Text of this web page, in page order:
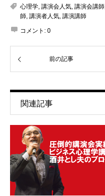
心理学 講演会人気 講演会講師
師 講演者人気 講演講師
コメント: 0
前の記事
関連記事